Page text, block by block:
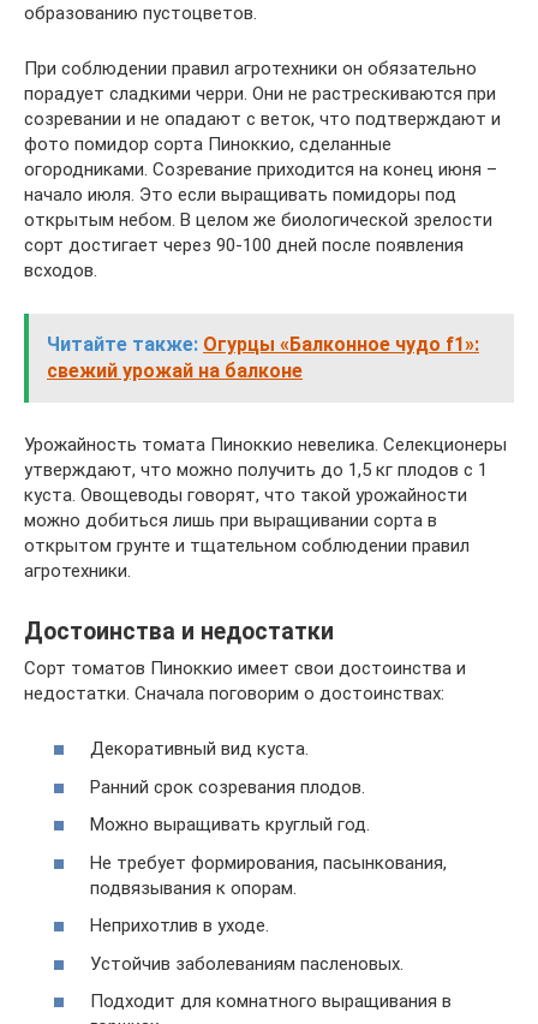
образованию пустоцветов.
При соблюдении правил агротехники он обязательно
порадует сладкими черри. Они не растрескиваются при
созревании и не опадают с веток, что подтверждают и
фото помидор сорта Пиноккио, сделанные
огородниками. Созревание приходится на конец июня –
начало июля. Это если выращивать помидоры под
открытым небом. В целом же биологической зрелости
сорт достигает через 90-100 дней после появления
всходов.
Читайте также: Огурцы «Балконное чудо f1»:
свежий урожай на балконе
Урожайность томата Пиноккио невелика. Селекционеры
утверждают, что можно получить до 1,5 кг плодов с 1
куста. Овощеводы говорят, что такой урожайности
можно добиться лишь при выращивании сорта в
открытом грунте и тщательном соблюдении правил
агротехники.
Достоинства и недостатки
Сорт томатов Пиноккио имеет свои достоинства и
недостатки. Сначала поговорим о достоинствах:
Декоративный вид куста.
Ранний срок созревания плодов.
Можно выращивать круглый год.
Не требует формирования, пасынкования,
подвязывания к опорам.
Неприхотлив в уходе.
Устойчив заболеваниям пасленовых.
Подходит для комнатного выращивания в